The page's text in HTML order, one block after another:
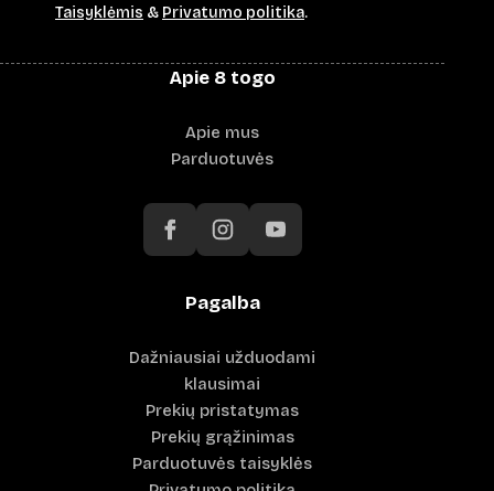
Taisyklėmis & Privatumo politika.
Apie 8 togo
Apie mus
Parduotuvės
Pagalba
Dažniausiai užduodami
klausimai
Prekių pristatymas
Prekių grąžinimas
Parduotuvės taisyklės